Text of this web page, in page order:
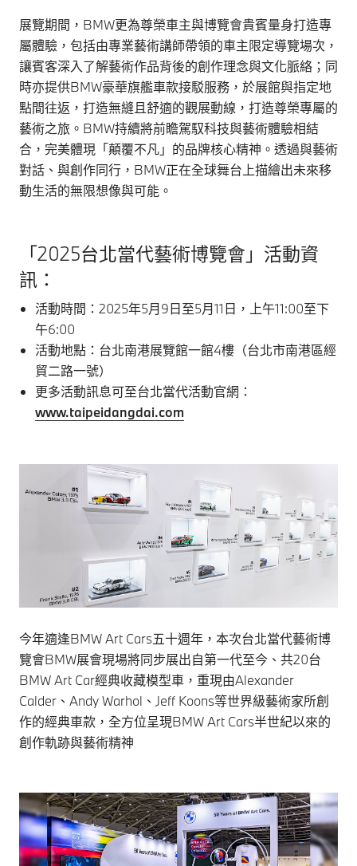
展覽期間，BMW更為尊榮車主與博覽會貴賓量身打造專
屬體驗，包括由專業藝術講師帶領的車主限定導覽場次，
讓賓客深入了解藝術作品背後的創作理念與文化脈絡；同
時亦提供BMW豪華旗艦車款接駁服務，於展館與指定地
點間往返，打造無縫且舒適的觀展動線，打造尊榮專屬的
藝術之旅。BMW持續將前瞻駕馭科技與藝術體驗相結
合，完美體現「顛覆不凡」的品牌核心精神。透過與藝術
對話、與創作同行，BMW正在全球舞台上描繪出未來移
動生活的無限想像與可能。
「2025台北當代藝術博覽會」活動資
訊：
活動時間：2025年5月9日至5月11日，上午11:00至下
午6:00
活動地點：台北南港展覽館一館4樓（台北市南港區經
貿二路一號）
更多活動訊息可至台北當代活動官網：
www.taipeidangdai.com
今年適逢BMW Art Cars五十週年，本次台北當代藝術博
覽會BMW展會現場將同步展出自第一代至今、共20台
BMW Art Car經典收藏模型車，重現由Alexander
Calder、Andy Warhol、Jeff Koons等世界級藝術家所創
作的經典車款，全方位呈現BMW Art Cars半世紀以來的
創作軌跡與藝術精神